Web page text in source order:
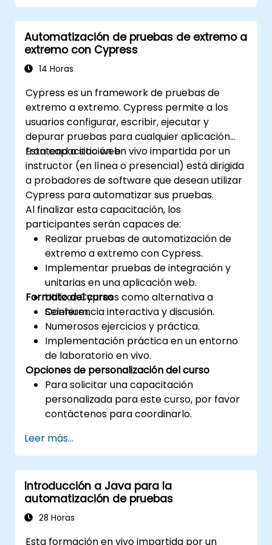
prueba.
Automatización de pruebas de extremo a
extremo con Cypress
14 Horas
Cypress es un framework de pruebas de
extremo a extremo. Cypress permite a los
usuarios configurar, escribir, ejecutar y
depurar pruebas para cualquier aplicación
frontend o sitio web.
Esta capacitación en vivo impartida por un
instructor (en línea o presencial) está dirigida
a probadores de software que desean utilizar
Cypress para automatizar sus pruebas.
Al finalizar esta capacitación, los
participantes serán capaces de:
Realizar pruebas de automatización de
extremo a extremo con Cypress.
Implementar pruebas de integración y
unitarias en una aplicación web.
Utilizar Cypress como alternativa a
Selenium.
Formato del curso
Conferencia interactiva y discusión.
Numerosos ejercicios y práctica.
Implementación práctica en un entorno
de laboratorio en vivo.
Opciones de personalización del curso
Para solicitar una capacitación
personalizada para este curso, por favor
contáctenos para coordinarlo.
Leer más...
Introducción a Java para la
automatización de pruebas
28 Horas
Esta formación en vivo impartida por un